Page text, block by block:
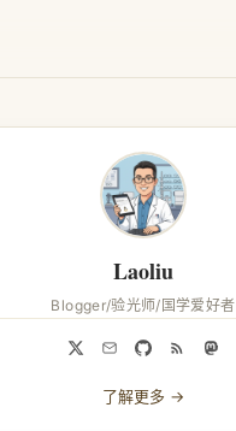
Laoliu
Blogger/验光师/国学爱好者
了解更多 →